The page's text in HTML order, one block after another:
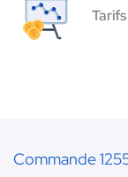
Commande